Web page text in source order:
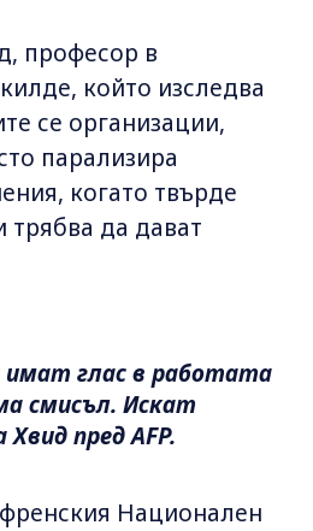
професор в
който изследва
се организации,
парализира
когато твърде
да дават
имат глас в работата
смисъл. Искат
пред AFP.
Национален